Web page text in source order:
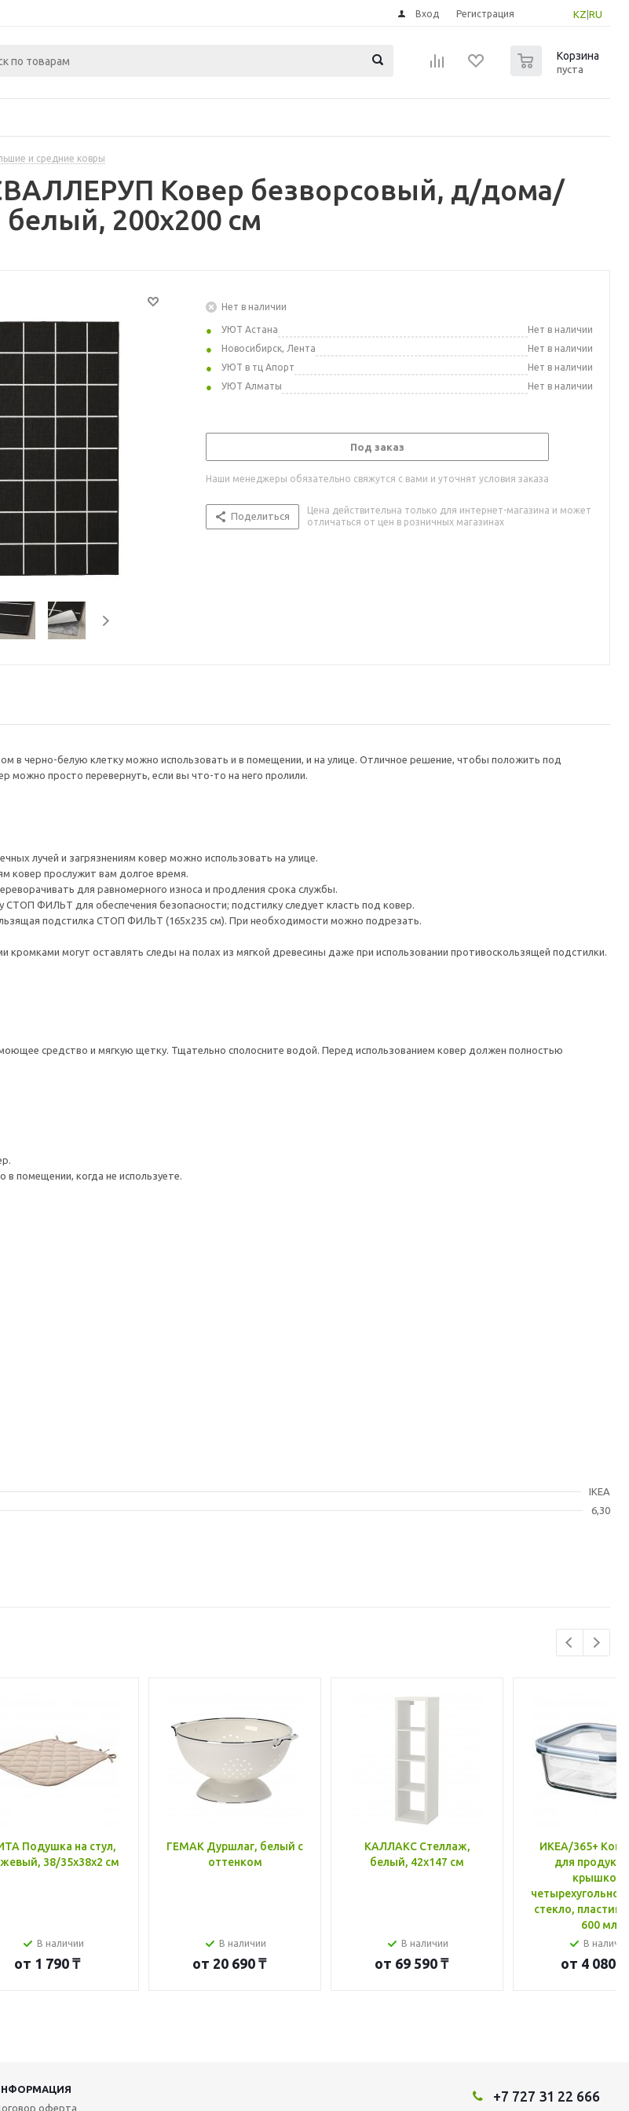
KZ RU
Вход Регистрация
Корзина
пуста
и средние ковры
Ковер безворсовый, д/дома/
200x200 см
Нет в наличии
УЮТ Астана
Нет в наличии
Новосибирск, Лента
Нет в наличии
УЮТ в тц Апорт
Нет в наличии
УЮТ Алматы
Нет в наличии
Под заказ
Наши менеджеры обязательно свяжутся с вами и уточнят условия заказа
Поделиться
Цена действительна только для интернет-магазина и может
отличаться от цен в розничных магазинах
в черно-белую клетку можно использовать и в помещении, и на улице. Отличное решение, чтобы положить под
можно просто перевернуть, если вы что-то на него пролили.
лучей и загрязнениям ковер можно использовать на улице.
ковер прослужит вам долгое время.
для равномерного износа и продления срока службы.
ФИЛЬТ для обеспечения безопасности; подстилку следует класть под ковер.
подстилка СТОП ФИЛЬТ (165x235 см). При необходимости можно подрезать.
могут оставлять следы на полах из мягкой древесины даже при использовании противоскользящей подстилки.
средство и мягкую щетку. Тщательно сполосните водой. Перед использованием ковер должен полностью
помещении, когда не используете.
IKEA
6,30
Подушка на стул,
38/35x38x2 см
В наличии
от 1 790 ₸
ГЕМАК Дуршлаг, белый с
оттенком
В наличии
от 20 690 ₸
КАЛЛАКС Стеллаж,
белый, 42x147 см
В наличии
от 69 590 ₸
ИКЕА/365+
для
крышкой,
стекло, пластик
600 мл
В
от 4 080 ₸
оферта
+7 727 31 22 666